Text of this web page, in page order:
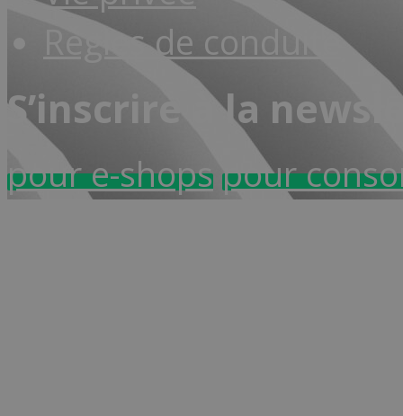
Règles de conduite
S’inscrire à la
pour e-shopspour